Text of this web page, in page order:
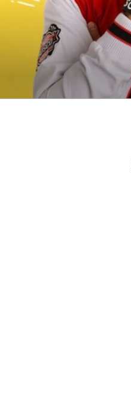
Saltar
contenido